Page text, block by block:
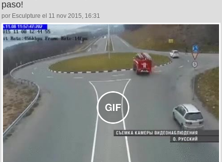
paso!
por Esculpture el 11 nov 2015, 16:31